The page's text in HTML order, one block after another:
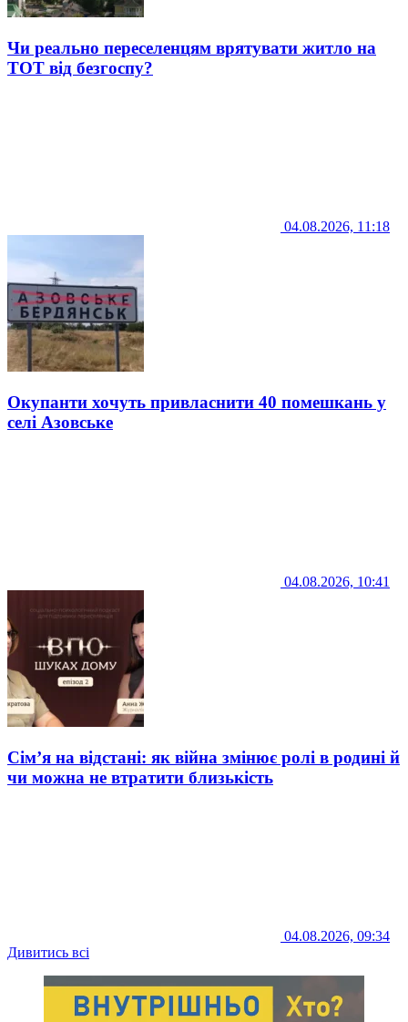
Чи реально переселенцям врятувати житло на
ТОТ від безгоспу?
04.08.2026, 11:18
Окупанти хочуть привласнити 40 помешкань у
селі Азовське
04.08.2026, 10:41
Сім’я на відстані: як війна змінює ролі в родині й
чи можна не втратити близькість
04.08.2026, 09:34
Дивитись всі